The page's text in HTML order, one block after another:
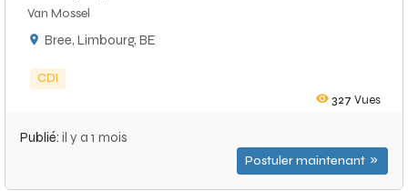
Van Mossel
Bree, Limbourg, BE
CDI
327 Vues
Publié: il y a 1 mois
Postuler maintenant